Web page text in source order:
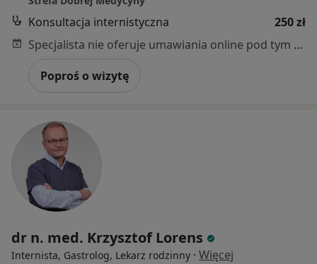
Konsultacja internistyczna
250 zł
Specjalista nie oferuje umawiania online pod tym adresem.
Poproś o wizytę
dr n. med. Krzysztof Lorens
Internista, Gastrolog, Lekarz rodzinny · Więcej